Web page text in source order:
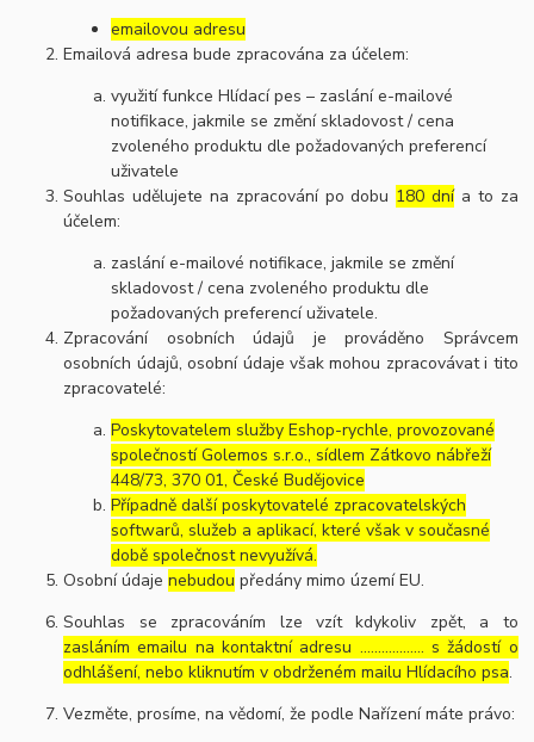
emailovou adresu
Emailová adresa bude zpracována za účelem:
využití funkce Hlídací pes – zaslání e-mailové
notifikace, jakmile se změní skladovost / cena
zvoleného produktu dle požadovaných preferencí
uživatele
Souhlas udělujete na zpracování po dobu 180 dnía to za
účelem:
zaslání e-mailové notifikace, jakmile se změní
skladovost / cena zvoleného produktu dle
požadovaných preferencí uživatele.
Zpracování osobních údajů je prováděno Správcem
osobních údajů, osobní údaje však mohou zpracovávat i tito
zpracovatelé:
Poskytovatelem služby Eshop-rychle, provozované
společností Golemos s.r.o., sídlem Zátkovo nábřeží
448/73, 370 01, České Budějovice
Případně další poskytovatelé zpracovatelských
softwarů, služeb a aplikací, které však v současné
době společnost nevyužívá.
Osobní údajenebudou předány mimo území EU.
Souhlas se zpracováním lze vzít kdykoliv zpět, a to
zasláním emailu na kontaktní adresu ..……………. s žádostí o
odhlášení, nebo kliknutím v obdrženém mailu Hlídacího psa.
Vezměte, prosíme, na vědomí, že podle Nařízení máte právo: